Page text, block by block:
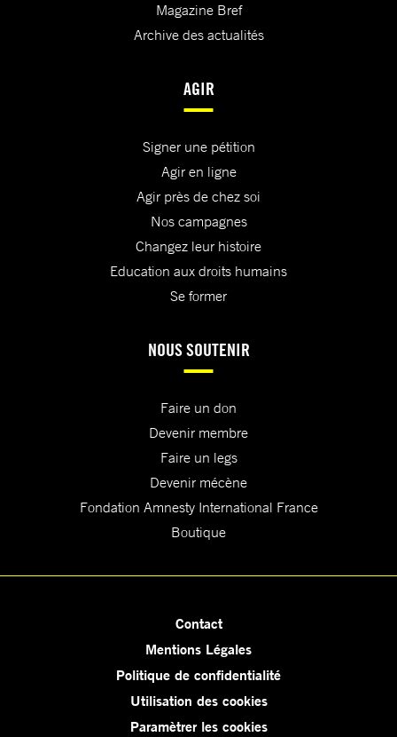
Magazine Bref
Archive des actualités
AGIR
Signer une pétition
Agir en ligne
Agir près de chez soi
Nos campagnes
Changez leur histoire
Education aux droits humains
Se former
NOUS SOUTENIR
Faire un don
Devenir membre
Faire un legs
Devenir mécène
Fondation Amnesty International France
Boutique
Contact
Mentions Légales
Politique de confidentialité
Utilisation des cookies
Paramètrer les cookies